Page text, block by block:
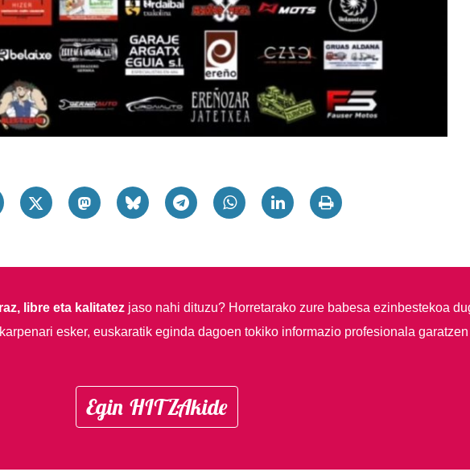
libre eta kalitatezjaso nahi dituzu? Horretarako zure babesa ezinbestekoa
esker, euskaratik eginda dagoen tokiko informazio profesionala garatzen
Egin HITZAkide